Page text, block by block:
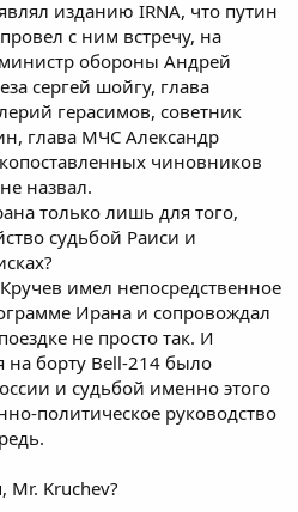
изданию IRNA, что путин
с ним встречу, на
обороны Андрей
сергей шойгу, глава
герасимов, советник
глава МЧС Александр
чиновников
назвал.
только лишь для того,
судьбой Раиси и
имел непосредственное
Ирана и сопровождал
не просто так. И
на борту Bell-214 было
и судьбой именно этого
политическое руководство
Mr. Kruchev?